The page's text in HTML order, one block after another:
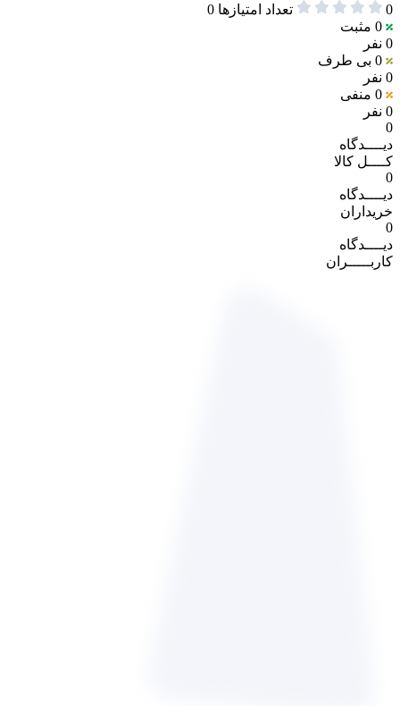
0 تعداد امتیازها 0
0 مثبت
0 نفر
0 بی طرف
0 نفر
0 منفی
0 نفر
0
دیــــدگاه
کــــل کالا
0
دیــــدگاه
خریداران
0
دیــــدگاه
کاربـــــران